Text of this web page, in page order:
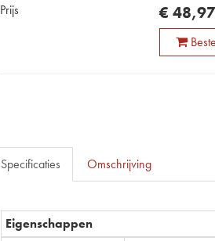
Prijs
€ 48,97
Specificaties Omschrijving
Eigenschappen